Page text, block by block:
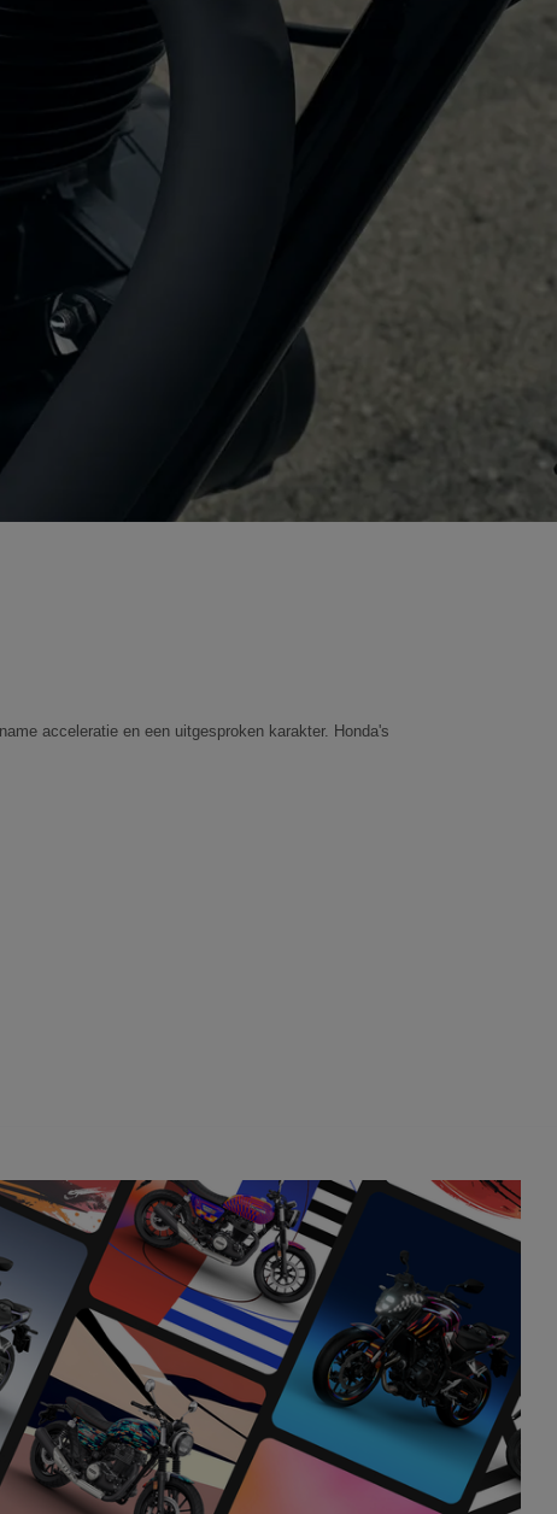
acceleratie en een uitgesproken karakter. Honda's